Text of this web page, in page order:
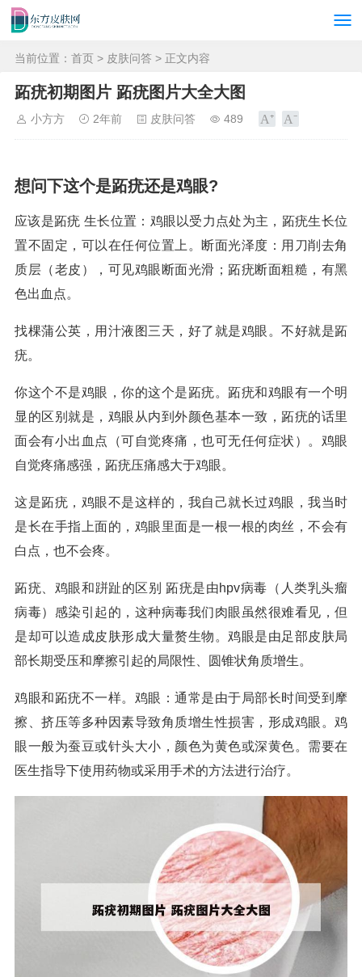
当前位置： 首页 > 皮肤问答 > 正文内容
跖疣初期图片 跖疣图片大全大图
小方方 2年前 皮肤问答 489
想问下这个是跖疣还是鸡眼?
应该是跖疣 生长位置：鸡眼以受力点处为主，跖疣生长位
置不固定，可以在任何位置上。断面光泽度：用刀削去角
质层（老皮），可见鸡眼断面光滑；跖疣断面粗糙，有黑
色出血点。
找棵蒲公英，用汁液图三天，好了就是鸡眼。不好就是跖
疣。
你这个不是鸡眼，你的这个是跖疣。跖疣和鸡眼有一个明
显的区别就是，鸡眼从内到外颜色基本一致，跖疣的话里
面会有小出血点（可自觉疼痛，也可无任何症状）。鸡眼
自觉疼痛感强，跖疣压痛感大于鸡眼。
这是跖疣，鸡眼不是这样的，我自己就长过鸡眼，我当时
是长在手指上面的，鸡眼里面是一根一根的肉丝，不会有
白点，也不会疼。
跖疣、鸡眼和跰趾的区别 跖疣是由hpv病毒（人类乳头瘤
病毒）感染引起的，这种病毒我们肉眼虽然很难看见，但
是却可以造成皮肤形成大量赘生物。鸡眼是由足部皮肤局
部长期受压和摩擦引起的局限性、圆锥状角质增生。
鸡眼和跖疣不一样。鸡眼：通常是由于局部长时间受到摩
擦、挤压等多种因素导致角质增生性损害，形成鸡眼。鸡
眼一般为蚕豆或针头大小，颜色为黄色或深黄色。需要在
医生指导下使用药物或采用手术的方法进行治疗。